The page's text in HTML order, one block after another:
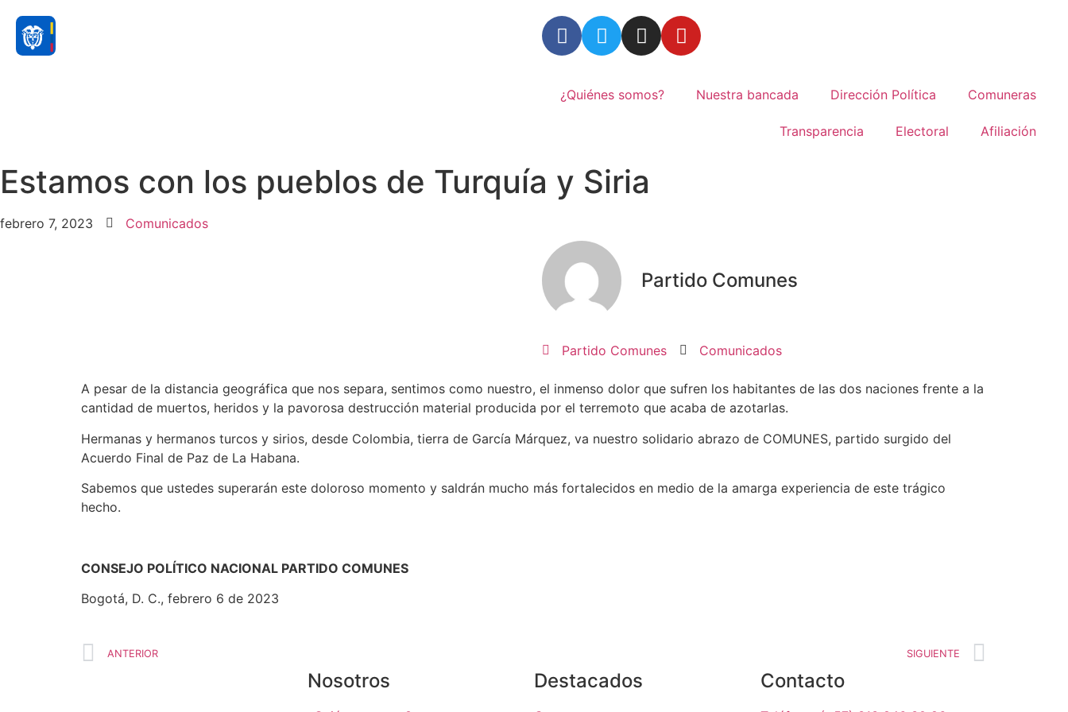
¿Quiénes somos? Nuestra bancada Dirección Política Comuneras
Transparencia Electoral Afiliación
Estamos con los pueblos de Turquía y Siria
febrero 7, 2023 Comunicados
Partido Comunes
Partido Comunes Comunicados
A pesar de la distancia geográfica que nos separa, sentimos como nuestro, el inmenso dolor que sufren los habitantes de las dos naciones frente a la
cantidad de muertos, heridos y la pavorosa destrucción material producida por el terremoto que acaba de azotarlas.
Hermanas y hermanos turcos y sirios, desde Colombia, tierra de García Márquez, va nuestro solidario abrazo de COMUNES, partido surgido del
Acuerdo Final de Paz de La Habana.
Sabemos que ustedes superarán este doloroso momento y saldrán mucho más fortalecidos en medio de la amarga experiencia de este trágico
hecho.
CONSEJO POLÍTICO NACIONAL PARTIDO COMUNES
Bogotá, D. C., febrero 6 de 2023
ANTERIOR SIGUIENTE
Nosotros Destacados Contacto